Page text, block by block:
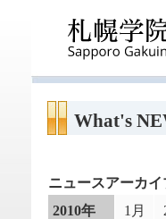
What's
ニュースアーカイ
2010年
1月